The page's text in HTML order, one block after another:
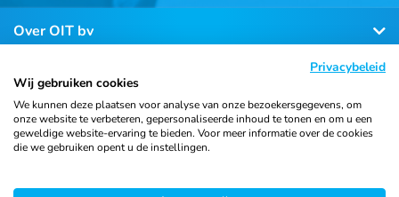
Over OIT bv
Klantenservice
Contact
Privacybeleid
Wij gebruiken cookies
We kunnen deze plaatsen voor analyse van onze bezoekersgegevens, om
onze website te verbeteren, gepersonaliseerde inhoud te tonen en om u een
geweldige website-ervaring te bieden. Voor meer informatie over de cookies
die we gebruiken opent u de instellingen.